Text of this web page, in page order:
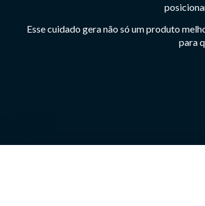
Esse cuidado gera não só um produto
para